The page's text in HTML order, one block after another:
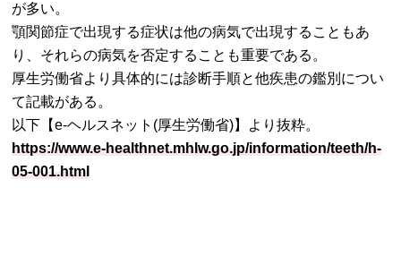
が多い。
顎関節症で出現する症状は他の病気で出現することもあ
り、それらの病気を否定することも重要である。
厚生労働省より具体的には診断手順と他疾患の鑑別につい
て記載がある。
以下【e-ヘルスネット(厚生労働省)】より抜粋。
https://www.e-healthnet.mhlw.go.jp/information/teeth/h-
05-001.html